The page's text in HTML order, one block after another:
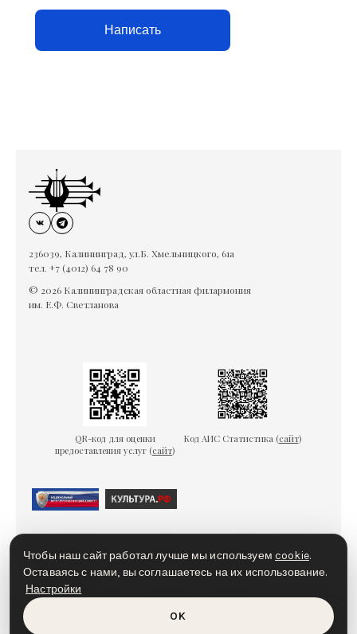
Написать
236039, Калининград, ул.Б. Хмельницкого, 61а
тел. +7 (4012) 64 78 90
© 2026 Калининградская областная филармония
им. Е.Ф. Светланова
QR-код для оценки
предоставления услуг (сайт)
Код АИС Статистика (сайт)
Гарантии безопасности
Пользовательское соглашение
Политика конфиденциальности
Политика cookies
Доступная среда
Чтобы наш сайт работал лучше мы используемcookie.
Оставаясь с нами, вы соглашаетесь на их использование.
Настройки
OK